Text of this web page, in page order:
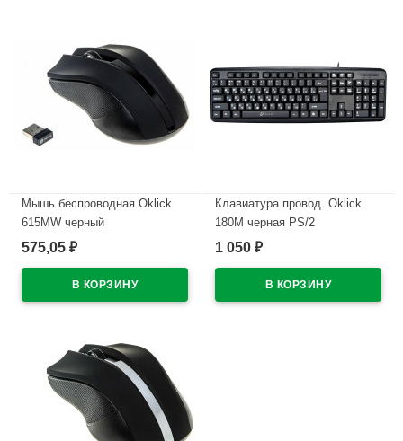
Мышь беспроводная Oklick
615MW черный
В наличии
575,05 ₽
Клавиатура провод. Oklick
180M черная PS/2
В наличии
1 050 ₽